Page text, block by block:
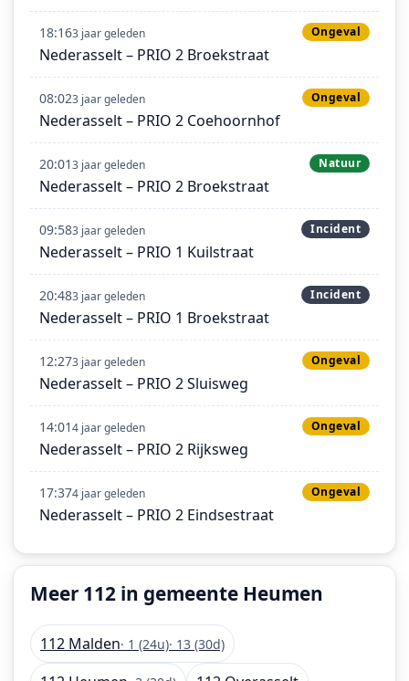
18:163 jaar geleden Ongeval
Nederasselt – PRIO 2 Broekstraat
08:023 jaar geleden Ongeval
Nederasselt – PRIO 2 Coehoornhof
20:013 jaar geleden Natuur
Nederasselt – PRIO 2 Broekstraat
09:583 jaar geleden Incident
Nederasselt – PRIO 1 Kuilstraat
20:483 jaar geleden Incident
Nederasselt – PRIO 1 Broekstraat
12:273 jaar geleden Ongeval
Nederasselt – PRIO 2 Sluisweg
14:014 jaar geleden Ongeval
Nederasselt – PRIO 2 Rijksweg
17:374 jaar geleden Ongeval
Nederasselt – PRIO 2 Eindsestraat
Meer 112 in gemeente Heumen
112 Malden· 1 (24u)· 13 (30d)